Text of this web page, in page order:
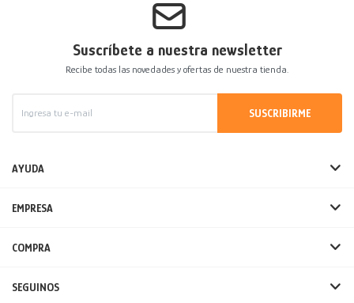
Suscríbete a nuestra newsletter
Recibe todas las novedades y ofertas de nuestra tienda.
SUSCRIBIRME
AYUDA
EMPRESA
COMPRA
SEGUINOS